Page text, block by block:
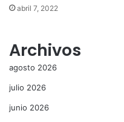
abril 7, 2022
Archivos
agosto 2026
julio 2026
junio 2026